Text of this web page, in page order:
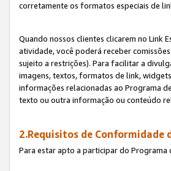
corretamente os formatos especiais de
Quando nossos clientes clicarem no Link
atividade, você poderá receber
sujeito a restrições). Para facilitar a
imagens, textos, formatos de link,
informações relacionadas ao Programa
texto ou outra informação ou conteúdo
2.Requisitos de Conformidade
Para estar apto a participar do Programa